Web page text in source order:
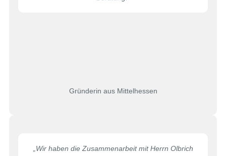
Gründerin aus Mittelhessen
Wir haben die Zusammenarbeit mit Herrn Olbrich